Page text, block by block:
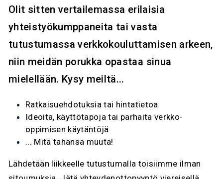
Olit sitten vertailemassa erilaisia
yhteistyökumppaneita tai vasta
tutustumassa verkkokouluttamisen arkeen,
niin meidän porukka opastaa sinua
mielellään. Kysy meiltä...
Ratkaisuehdotuksia tai hintatietoa
Ideoita, käyttötapoja tai parhaita verkko-
oppimisen käytäntöjä
... Mitä tahansa muuta!
Lähdetään liikkeelle tutustumalla toisiimme ilman